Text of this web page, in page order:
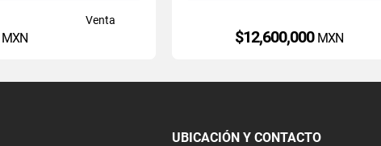
Venta
MXN $12,600,000 MXN
UBICACIÓN Y CONTACTO